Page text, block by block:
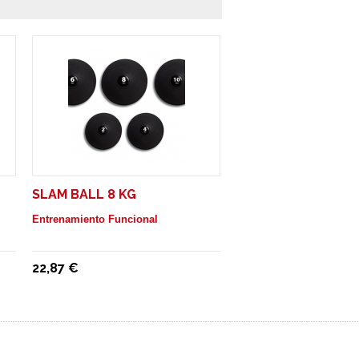
SLAM BALL 8 KG
Entrenamiento Funcional
22,87 €